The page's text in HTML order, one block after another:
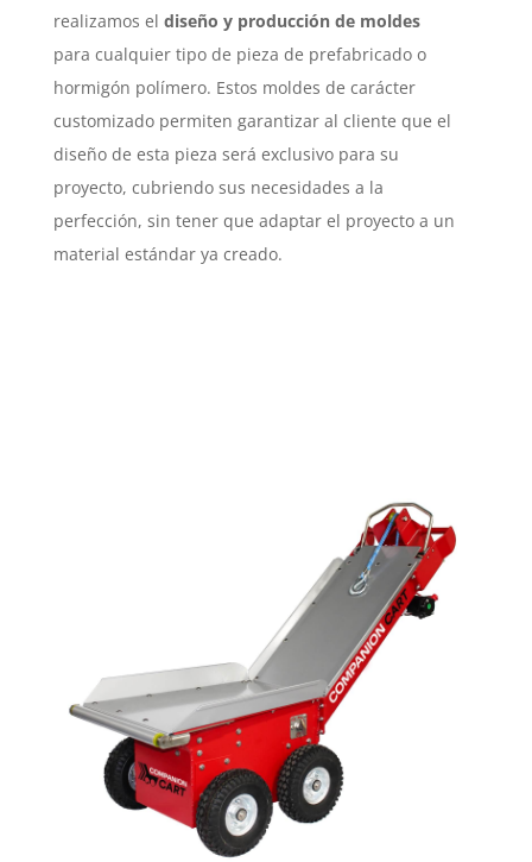
realizamos el diseño y producción de moldes
para cualquier tipo de pieza de prefabricado o
hormigón polímero. Estos moldes de carácter
customizado permiten garantizar al cliente que el
diseño de esta pieza será exclusivo para su
proyecto, cubriendo sus necesidades a la
perfección, sin tener que adaptar el proyecto a un
material estándar ya creado.